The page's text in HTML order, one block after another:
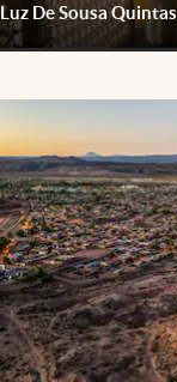
Luz De Sousa Quintas